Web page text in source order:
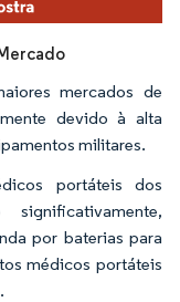
mercados de
devido à alta
militares.
portáteis dos
por baterias para
médicos portáteis